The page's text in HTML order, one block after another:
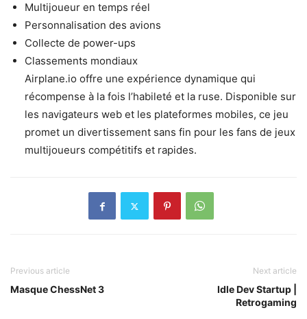
Multijoueur en temps réel
Personnalisation des avions
Collecte de power-ups
Classements mondiaux
Airplane.io offre une expérience dynamique qui
récompense à la fois l’habileté et la ruse. Disponible sur
les navigateurs web et les plateformes mobiles, ce jeu
promet un divertissement sans fin pour les fans de jeux
multijoueurs compétitifs et rapides.
Previous article
Masque ChessNet 3
Next article
Idle Dev Startup |
Retrogaming